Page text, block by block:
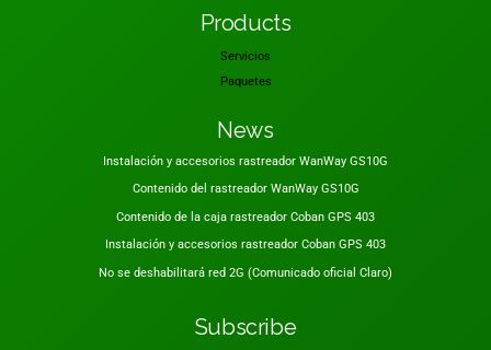
Products
Servicios
Paquetes
News
Instalación y accesorios rastreador WanWay GS10G
Contenido del rastreador WanWay GS10G
Contenido de la caja rastreador Coban GPS 403
Instalación y accesorios rastreador Coban GPS 403
No se deshabilitará red 2G (Comunicado oficial Claro)
Subscribe